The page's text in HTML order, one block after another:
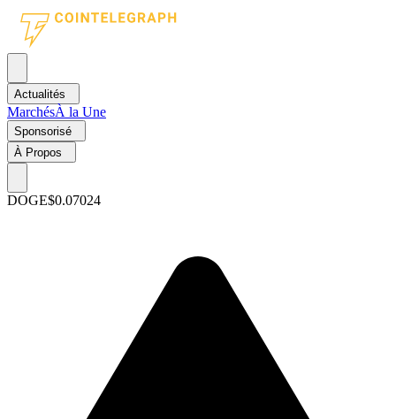
Actualités
MarchésÀ la Une
Sponsorisé
À Propos
DOGE$0.07024